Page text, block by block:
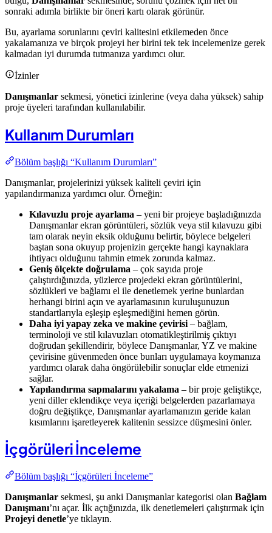
sonraki adımla birlikte bir öneri kartı olarak görünür.
Bu, ayarlama sorunlarını çeviri kalitesini etkilemeden önce
yakalamanıza ve birçok projeyi her birini tek tek incelemenize gerek
kalmadan iyi durumda tutmanıza yardımcı olur.
İzinler
Danışmanlar sekmesi, yönetici izinlerine (veya daha yüksek) sahip
proje üyeleri tarafından kullanılabilir.
Kullanım Durumları
Bölüm başlığı “Kullanım Durumları”
Danışmanlar, projelerinizi yüksek kaliteli çeviri için
yapılandırmanıza yardımcı olur. Örneğin:
Kılavuzlu proje ayarlama – yeni bir projeye başladığınızda
Danışmanlar ekran görüntüleri, sözlük veya stil kılavuzu gibi
tam olarak neyin eksik olduğunu belirtir, böylece belgeleri
baştan sona okuyup projenizin gerçekte hangi kaynaklara
ihtiyacı olduğunu tahmin etmek zorunda kalmaz.
Geniş ölçekte doğrulama – çok sayıda proje
çalıştırdığınızda, yüzlerce projedeki ekran görüntülerini,
sözlükleri ve bağlamı el ile denetlemek yerine bunlardan
herhangi birini açın ve ayarlamasının kuruluşunuzun
standartlarıyla eşleşip eşleşmediğini hemen görün.
Daha iyi yapay zeka ve makine çevirisi – bağlam,
terminoloji ve stil kılavuzları otomatikleştirilmiş çıktıyı
doğrudan şekillendirir, böylece Danışmanlar, YZ ve makine
çevirisine güvenmeden önce bunları uygulamaya koymanıza
yardımcı olarak daha öngörülebilir sonuçlar elde etmenizi
sağlar.
Yapılandırma sapmalarını yakalama – bir proje geliştikçe,
yeni diller eklendikçe veya içeriği belgelerden pazarlamaya
doğru değiştikçe, Danışmanlar ayarlamanızın geride kalan
kısımlarını işaretleyerek kalitenin sessizce düşmesini önler.
İçgörüleri İnceleme
Bölüm başlığı “İçgörüleri İnceleme”
Danışmanlar sekmesi, şu anki Danışmanlar kategorisi olan Bağlam
Danışmanı’nı açar. İlk açtığınızda, ilk denetlemeleri çalıştırmak için
Projeyi denetle’ye tıklayın.